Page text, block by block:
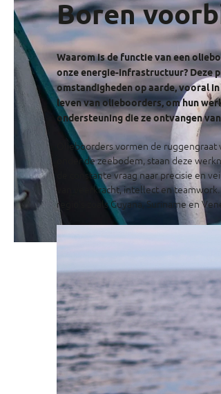
Boren
Waarom is de functie van een
onze energie-infrastructuur? Deze
omstandigheden op aarde, vooral
leven van olieboorders, om hun
ondersteuning die ze ontvangen
Olieboorders vormen de
onder de zeebodem, staan deze
de constante vraag naar precisie en
van veerkracht, intellect en
regio's zoals Guyana, Suriname en